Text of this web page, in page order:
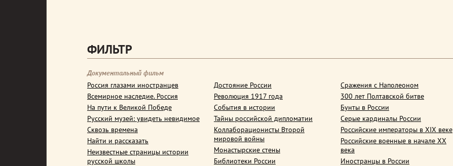
ФИЛЬТР
Документальный фильм
Россия глазами иностранцев
Всемирное наследие. Россия
На пути к Великой Победе
Русский музей: увидеть невидимое
Сквозь времена
Найти и рассказать
Неизвестные страницы истории
русской школы
Достояние России
Революция 1917 года
События в истории
Тайны российской дипломатии
Коллаборационисты Второй
мировой войны
Монастырские стены
Библиотеки России
Сражения с Наполеоном
300 лет Полтавской битве
Бунты в России
Серые кардиналы России
Российские императоры в XIX веке
Российские военные в начале ХХ
века
Иностранцы в России